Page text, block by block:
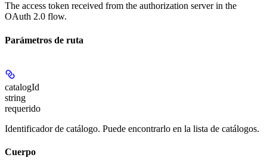
The access token received from the authorization server in the
OAuth 2.0 flow.
Parámetros de ruta
catalogId
string
requerido
Identificador de catálogo. Puede encontrarlo en la lista de catálogos.
Cuerpo